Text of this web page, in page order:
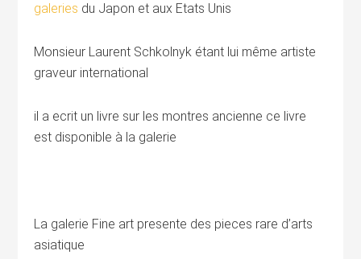
galeries du Japon et aux Etats Unis
Monsieur Laurent Schkolnyk étant lui même artiste
graveur international
il a ecrit un livre sur les montres ancienne ce livre
est disponible à la galerie
La galerie Fine art presente des pieces rare d’arts
asiatique